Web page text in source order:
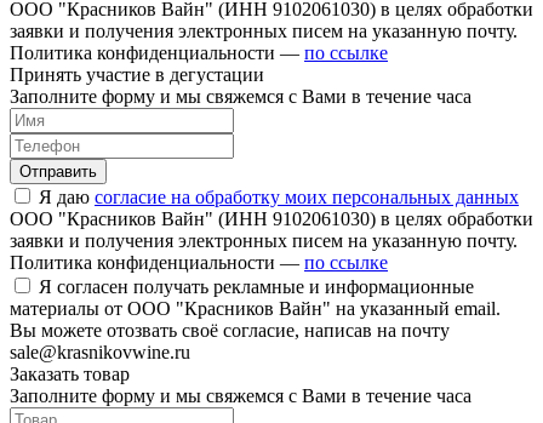
ООО "Красников Вайн" (ИНН 9102061030) в целях обработки
заявки и получения электронных писем на указанную почту.
Политика конфиденциальности — по ссылке
Принять участие в дегустации
Заполните форму и мы свяжемся с Вами в течение часа
Отправить
Я даю согласие на обработку моих персональных данных
ООО "Красников Вайн" (ИНН 9102061030) в целях обработки
заявки и получения электронных писем на указанную почту.
Политика конфиденциальности — по ссылке
Я согласен получать рекламные и информационные
материалы от ООО "Красников Вайн" на указанный email.
Вы можете отозвать своё согласие, написав на почту
sale@krasnikovwine.ru
Заказать товар
Заполните форму и мы свяжемся с Вами в течение часа